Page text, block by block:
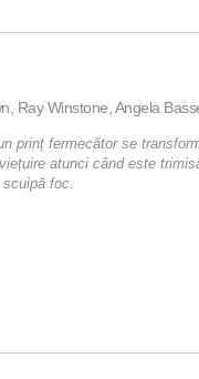
Ray Winstone, Angela
prinț fermecător se
atunci când este
foc.